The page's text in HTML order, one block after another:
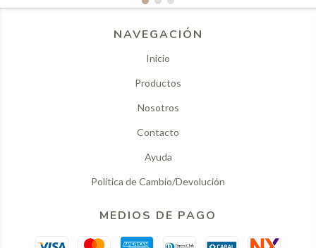
NAVEGACIÓN
Inicio
Productos
Nosotros
Contacto
Ayuda
Política de Cambio/Devolución
MEDIOS DE PAGO